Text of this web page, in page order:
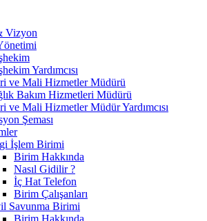
Vizyon
Yardımcısı
ve Mali Hizmetler Müdürü
Bakım Hizmetleri Müdürü
ve Mali Hizmetler Müdür Yardımcısı
Şeması
İşlem Birimi
Birim Hakkında
Nasıl Gidilir ?
İç Hat Telefon
Birim Çalışanları
Savunma Birimi
Birim Hakkında